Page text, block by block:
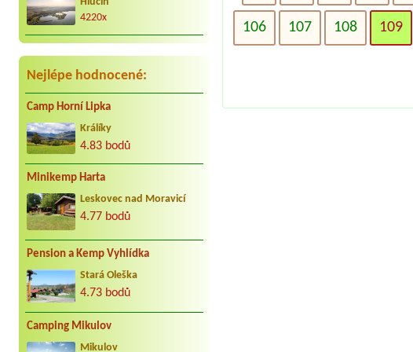
Za nás to nej co může být. Jezdíme s
kar. cca 25 let do Jindřiše vždy
4220x
Nejlépe hodnocené:
Camp Horní Lipka
Králíky
4.83 bodů
Minikemp Harta
Leskovec nad Moravicí
4.77 bodů
Pension a Kemp Vyhlídka
Stará Oleška
4.73 bodů
Camping Mikulov
Mikulov
106 107 108 109